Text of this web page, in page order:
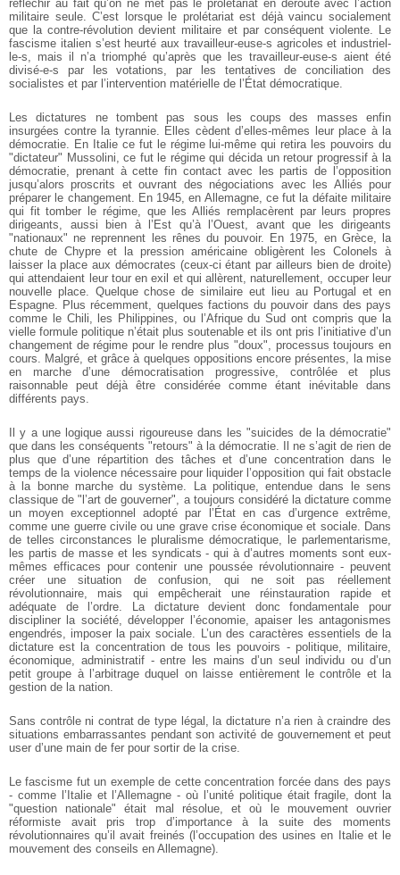
réfléchir au fait qu’on ne met pas le prolétariat en déroute avec l’action
militaire seule. C’est lorsque le prolétariat est déjà vaincu socialement
que la contre-révolution devient militaire et par conséquent violente. Le
fascisme italien s’est heurté aux travailleur-euse-s agricoles et industriel-
le-s, mais il n’a triomphé qu’après que les travailleur-euse-s aient été
divisé-e-s par les votations, par les tentatives de conciliation des
socialistes et par l’intervention matérielle de l’État démocratique.
Les dictatures ne tombent pas sous les coups des masses enfin
insurgées contre la tyrannie. Elles cèdent d’elles-mêmes leur place à la
démocratie. En Italie ce fut le régime lui-même qui retira les pouvoirs du
"dictateur" Mussolini, ce fut le régime qui décida un retour progressif à la
démocratie, prenant à cette fin contact avec les partis de l’opposition
jusqu’alors proscrits et ouvrant des négociations avec les Alliés pour
préparer le changement. En 1945, en Allemagne, ce fut la défaite militaire
qui fit tomber le régime, que les Alliés remplacèrent par leurs propres
dirigeants, aussi bien à l’Est qu’à l’Ouest, avant que les dirigeants
"nationaux" ne reprennent les rênes du pouvoir. En 1975, en Grèce, la
chute de Chypre et la pression américaine obligèrent les Colonels à
laisser la place aux démocrates (ceux-ci étant par ailleurs bien de droite)
qui attendaient leur tour en exil et qui allèrent, naturellement, occuper leur
nouvelle place. Quelque chose de similaire eut lieu au Portugal et en
Espagne. Plus récemment, quelques factions du pouvoir dans des pays
comme le Chili, les Philippines, ou l’Afrique du Sud ont compris que la
vielle formule politique n’était plus soutenable et ils ont pris l’initiative d’un
changement de régime pour le rendre plus "doux", processus toujours en
cours. Malgré, et grâce à quelques oppositions encore présentes, la mise
en marche d’une démocratisation progressive, contrôlée et plus
raisonnable peut déjà être considérée comme étant inévitable dans
différents pays.
Il y a une logique aussi rigoureuse dans les "suicides de la démocratie"
que dans les conséquents "retours" à la démocratie. Il ne s’agit de rien de
plus que d’une répartition des tâches et d’une concentration dans le
temps de la violence nécessaire pour liquider l’opposition qui fait obstacle
à la bonne marche du système. La politique, entendue dans le sens
classique de "l’art de gouverner", a toujours considéré la dictature comme
un moyen exceptionnel adopté par l’État en cas d’urgence extrême,
comme une guerre civile ou une grave crise économique et sociale. Dans
de telles circonstances le pluralisme démocratique, le parlementarisme,
les partis de masse et les syndicats - qui à d’autres moments sont eux-
mêmes efficaces pour contenir une poussée révolutionnaire - peuvent
créer une situation de confusion, qui ne soit pas réellement
révolutionnaire, mais qui empêcherait une réinstauration rapide et
adéquate de l’ordre. La dictature devient donc fondamentale pour
discipliner la société, développer l’économie, apaiser les antagonismes
engendrés, imposer la paix sociale. L’un des caractères essentiels de la
dictature est la concentration de tous les pouvoirs - politique, militaire,
économique, administratif - entre les mains d’un seul individu ou d’un
petit groupe à l’arbitrage duquel on laisse entièrement le contrôle et la
gestion de la nation.
Sans contrôle ni contrat de type légal, la dictature n’a rien à craindre des
situations embarrassantes pendant son activité de gouvernement et peut
user d’une main de fer pour sortir de la crise.
Le fascisme fut un exemple de cette concentration forcée dans des pays
- comme l’Italie et l’Allemagne - où l’unité politique était fragile, dont la
"question nationale" était mal résolue, et où le mouvement ouvrier
réformiste avait pris trop d’importance à la suite des moments
révolutionnaires qu’il avait freinés (l’occupation des usines en Italie et le
mouvement des conseils en Allemagne).